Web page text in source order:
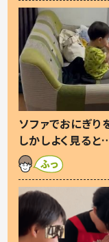
ソファでおにぎ
しかしよく見ると…
察した母の投稿に
す！」「現行犯〜」